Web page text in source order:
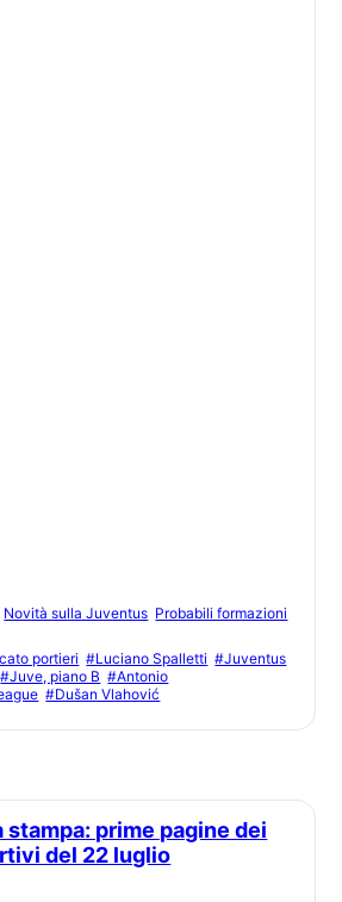
Novità sulla Juventus Probabili formazioni
portieri #Luciano Spalletti #Juventus
#Juve, piano B #Antonio
#Dušan Vlahović
del 22 luglio